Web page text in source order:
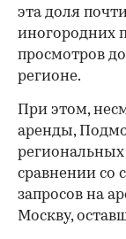
эта доля
иногородних
просмотров
регионе.
При этом,
аренды,
сравнении со
запросов на
Москву,